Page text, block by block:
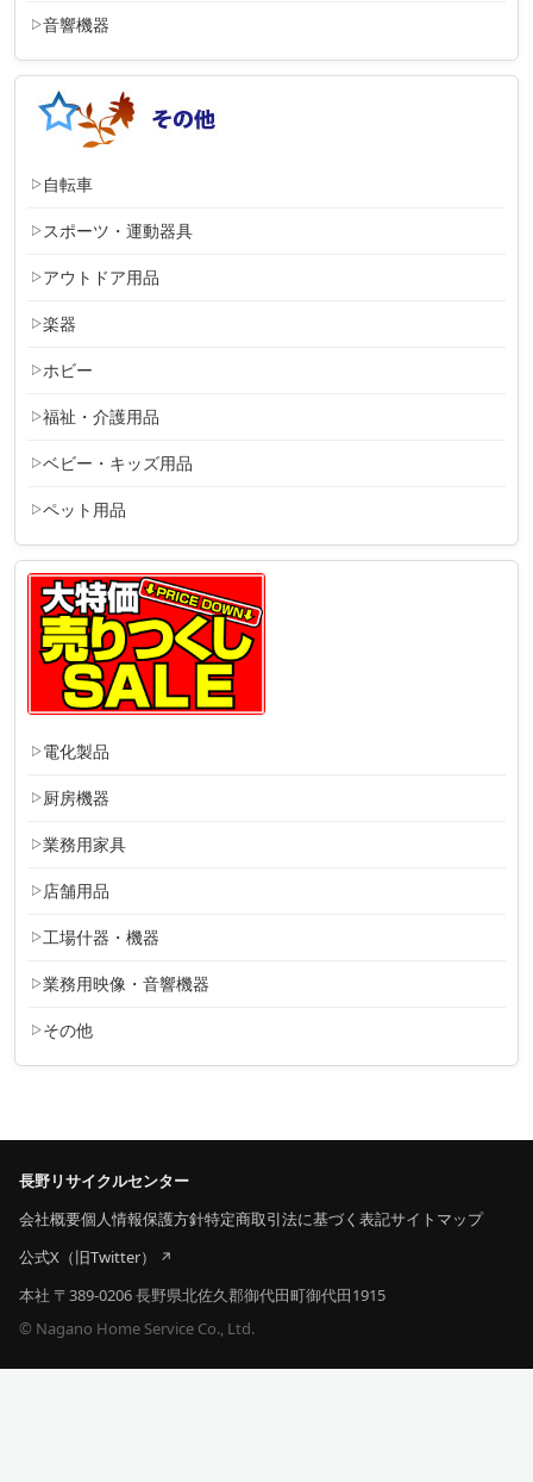
音響機器
自転車
スポーツ・運動器具
アウトドア用品
楽器
ホビー
福祉・介護用品
ベビー・キッズ用品
ペット用品
電化製品
厨房機器
業務用家具
店舗用品
工場什器・機器
業務用映像・音響機器
その他
長野リサイクルセンター
会社概要個人情報保護方針特定商取引法に基づく表記サイトマップ
公式X（旧Twitter）
本社 〒389-0206 長野県北佐久郡御代田町御代田1915
© Nagano Home Service Co., Ltd.